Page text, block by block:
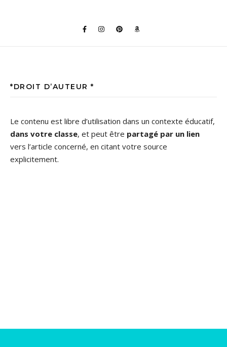
*DROIT D’AUTEUR *
Le contenu est libre d’utilisation dans un contexte éducatif,
dans votre classe, et peut être partagé par un lien
vers l’article concerné, en citant votre source
explicitement.